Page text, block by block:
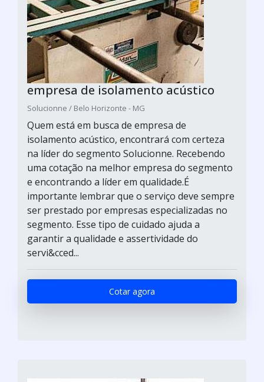
empresa de isolamento acústico
Solucionne / Belo Horizonte - MG
Quem está em busca de empresa de
isolamento acústico, encontrará com certeza
na líder do segmento Solucionne. Recebendo
uma cotação na melhor empresa do segmento
e encontrando a líder em qualidade.É
importante lembrar que o serviço deve sempre
ser prestado por empresas especializadas no
segmento. Esse tipo de cuidado ajuda a
garantir a qualidade e assertividade do
servi&cced...
Cotar agora